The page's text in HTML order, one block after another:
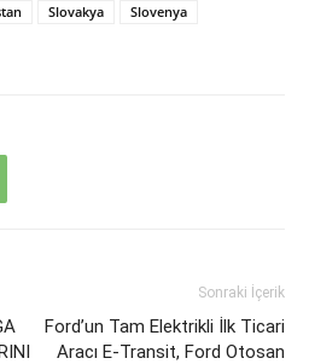
Slovakya
Slovenya
Sonraki İçerik
Ford’un Tam Elektrikli İlk Ticari
Aracı E-Transit, Ford Otosan